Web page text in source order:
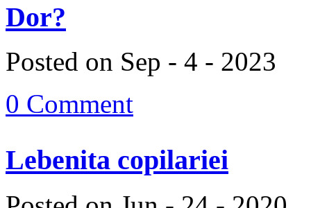
Dor?
Posted on Sep - 4 - 2023
0 Comment
Lebenita copilariei